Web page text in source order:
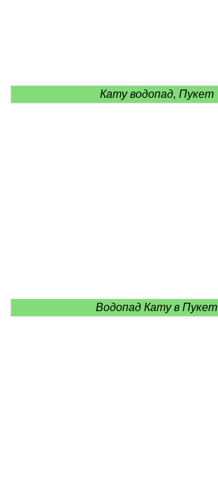
Кату водопад, Пукет
Водопад Кату в Пукет